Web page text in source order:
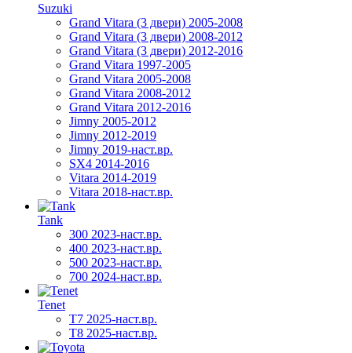
Suzuki
Grand Vitara (3 двери) 2005-2008
Grand Vitara (3 двери) 2008-2012
Grand Vitara (3 двери) 2012-2016
Grand Vitara 1997-2005
Grand Vitara 2005-2008
Grand Vitara 2008-2012
Grand Vitara 2012-2016
Jimny 2005-2012
Jimny 2012-2019
Jimny 2019-наст.вр.
SX4 2014-2016
Vitara 2014-2019
Vitara 2018-наст.вр.
Tank
300 2023-наст.вр.
400 2023-наст.вр.
500 2023-наст.вр.
700 2024-наст.вр.
Tenet
T7 2025-наст.вр.
T8 2025-наст.вр.